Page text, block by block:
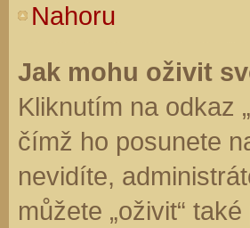
Nahoru
Jak mohu oživit
Kliknutím na odkaz
čímž ho posunete
nevidíte,
můžete „oživit“